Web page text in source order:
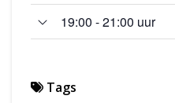
19:00 - 21:00 uur
Tags